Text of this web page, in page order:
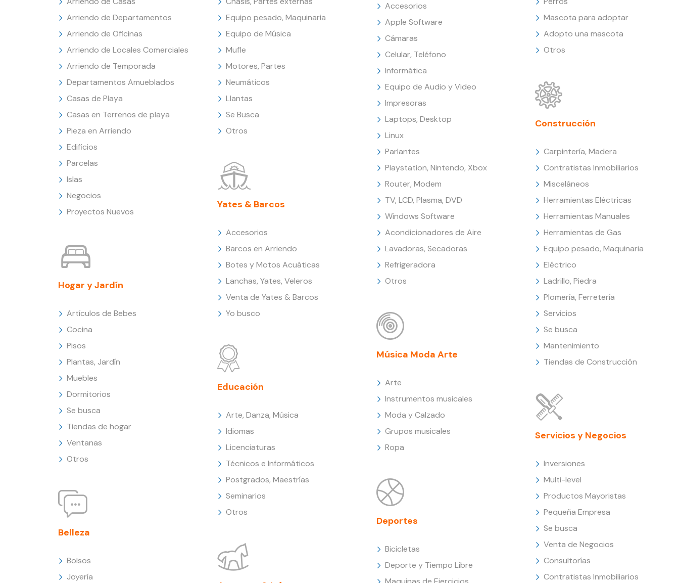
Arriendo de Departamentos
Arriendo de Oficinas
Arriendo de Locales Comerciales
Arriendo de Temporada
Departamentos Amueblados
Casas de Playa
Casas en Terrenos de playa
Pieza en Arriendo
Edificios
Parcelas
Islas
Negocios
Proyectos Nuevos
Hogar y Jardín
Artículos de Bebes
Cocina
Pisos
Plantas, Jardín
Muebles
Dormitorios
Se busca
Tiendas de hogar
Ventanas
Otros
Belleza
Bolsos
Joyería
Equipo pesado, Maquinaria
Equipo de Música
Mufle
Motores, Partes
Neumáticos
Llantas
Se Busca
Otros
Yates & Barcos
Accesorios
Barcos en Arriendo
Botes y Motos Acuáticas
Lanchas, Yates, Veleros
Venta de Yates & Barcos
Yo busco
Educación
Arte, Danza, Música
Idiomas
Licenciaturas
Técnicos e Informáticos
Postgrados, Maestrías
Seminarios
Otros
Accesorios
Apple Software
Cámaras
Celular, Teléfono
Informática
Equipo de Audio y Video
Impresoras
Laptops, Desktop
Linux
Parlantes
Playstation, Nintendo, Xbox
Router, Modem
TV, LCD, Plasma, DVD
Windows Software
Acondicionadores de Aire
Lavadoras, Secadoras
Refrigeradora
Otros
Música Moda Arte
Arte
Instrumentos musicales
Moda y Calzado
Grupos musicales
Ropa
Deportes
Bicicletas
Deporte y Tiempo Libre
Mascota para adoptar
Adopto una mascota
Otros
Construcción
Carpintería, Madera
Contratistas Inmobiliarios
Misceláneos
Herramientas Eléctricas
Herramientas Manuales
Herramientas de Gas
Equipo pesado, Maquinaria
Eléctrico
Ladrillo, Piedra
Plomería, Ferretería
Servicios
Se busca
Mantenimiento
Tiendas de Construcción
Servicios y Negocios
Inversiones
Multi-level
Productos Mayoristas
Pequeña Empresa
Se busca
Venta de Negocios
Consultorías
Contratistas Inmobiliarios